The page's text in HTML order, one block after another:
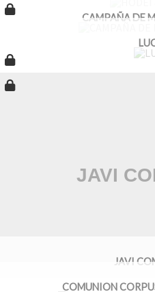
CAMPAÑA DE
JAVI
COMUNION